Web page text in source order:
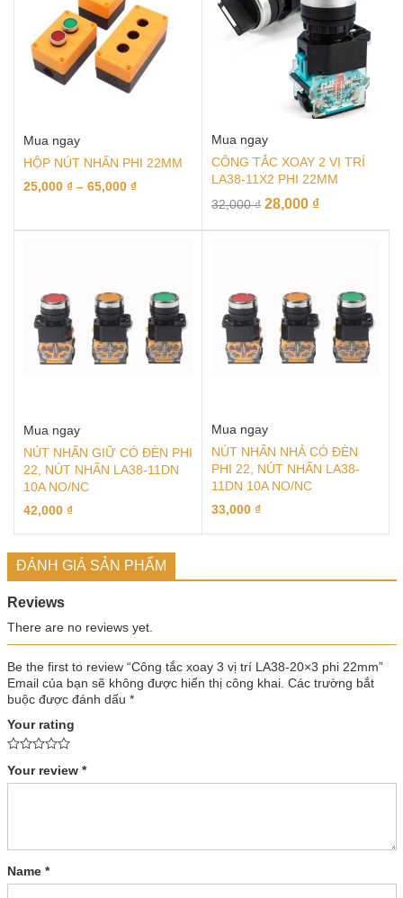
Mua ngay
HỘP NÚT NHẤN PHI 22MM
25,000 ₫ – 65,000 ₫
Mua ngay
CÔNG TẮC XOAY 2 VỊ TRÍ
LA38-11X2 PHI 22MM
32,000₫ 28,000 ₫
Mua ngay
NÚT NHẤN GIỮ CÓ ĐÈN PHI
22, NÚT NHẤN LA38-11DN
10A NO/NC
42,000 ₫
Mua ngay
NÚT NHẤN NHẢ CÓ ĐÈN
PHI 22, NÚT NHẤN LA38-
11DN 10A NO/NC
33,000 ₫
ĐÁNH GIÁ SẢN PHẨM
Reviews
There are no reviews yet.
Be the first to review “Công tắc xoay 3 vị trí LA38-20×3 phi 22mm”
Email của bạn sẽ không được hiển thị công khai. Các trường bắt
buộc được đánh dấu *
Your rating
Your review *
Name *